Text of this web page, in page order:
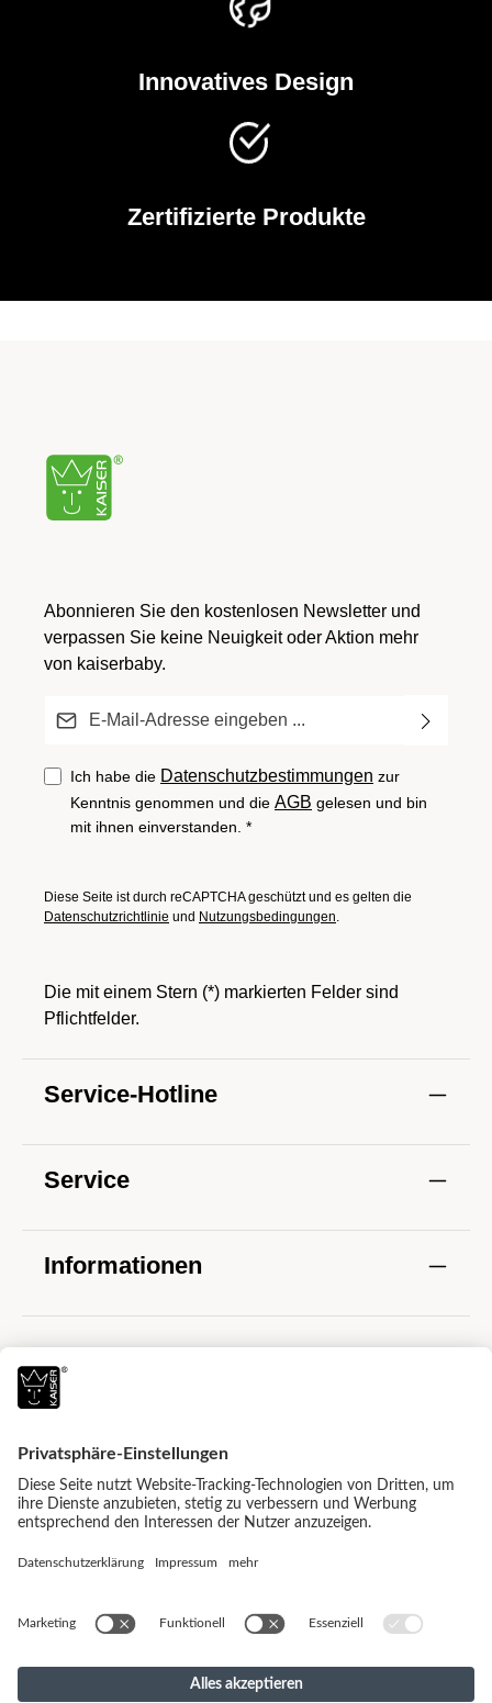
Innovatives Design
Zertifizierte Produkte
Abonnieren Sie den kostenlosen Newsletter und
verpassen Sie keine Neuigkeit oder Aktion mehr
von kaiserbaby.
Ich habe die Datenschutzbestimmungen zur
Kenntnis genommen und die AGB gelesen und bin
mit ihnen einverstanden. *
Diese Seite ist durch reCAPTCHA geschützt und es gelten die
Datenschutzrichtlinie und Nutzungsbedingungen.
Die mit einem Stern (*) markierten Felder sind
Pflichtfelder.
Service-Hotline
Service
Informationen
Alle Preise inkl. gesetzl. Mehrwertsteuer zzgl.
Versandkosten
und ggf. Nachnahmegebühren,
wenn nicht anders angegeben.